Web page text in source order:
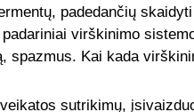
padedančių
virškinimo
spazmus. Kai kada
sutrikimų,